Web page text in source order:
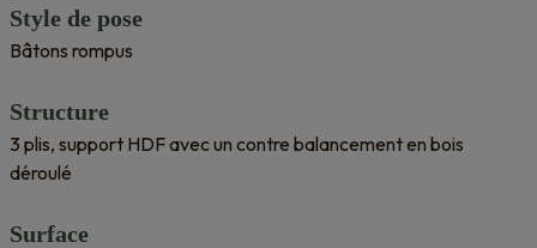
Style de pose
Bâtons rompus
Structure
3 plis, support HDF avec un contre balancement en bois
déroulé
Surface